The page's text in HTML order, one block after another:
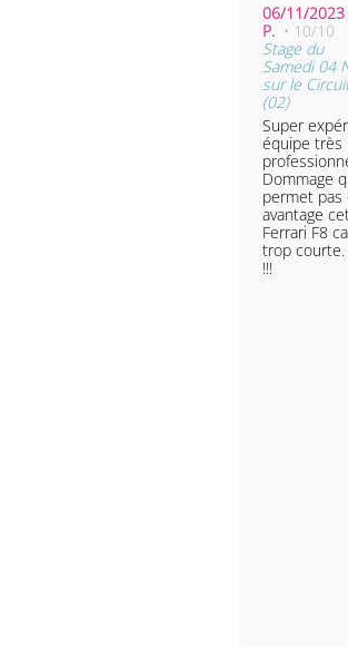
06/11/2023
P. • 10/10
Stage du
Samedi 04
sur le
(02)
Super
équipe très
Dommage
permet
avantage
Ferrari F8
trop
!!!